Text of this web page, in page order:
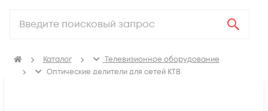
Каталог
Телевизионное оборудование
Оптические делители для сетей КТВ